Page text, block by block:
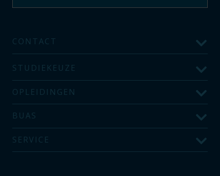
CONTACT
STUDIEKEUZE
OPLEIDINGEN
BUAS
SERVICE